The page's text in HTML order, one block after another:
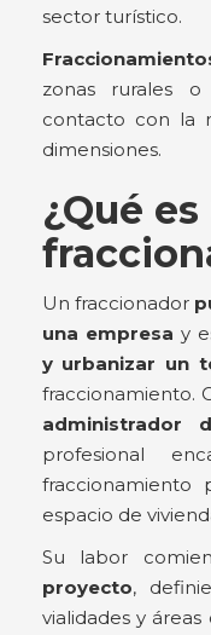
sector turístico.
zonas rurales o
contacto con la
dimensiones.
¿Qué
Un fraccionador
una empresa y
y urbanizar un
fraccionamiento.
administrador
profesional
espacio de
Su labor
proyecto,
vialidades y